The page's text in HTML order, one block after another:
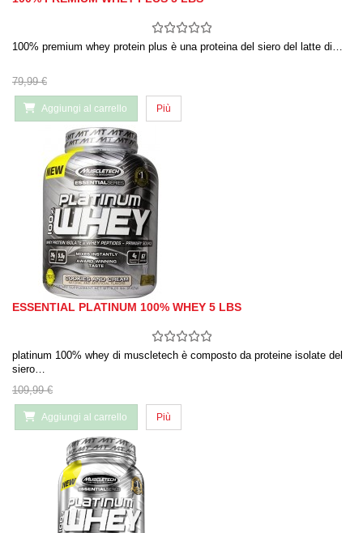
100% premium whey protein plus è una proteina del siero del latte di…
79,99 €
Aggiungi al carrello Più
ESSENTIAL PLATINUM 100% WHEY 5 LBS
platinum 100% whey di muscletech è composto da proteine ​​isolate del
siero…
109,99 €
Aggiungi al carrello Più